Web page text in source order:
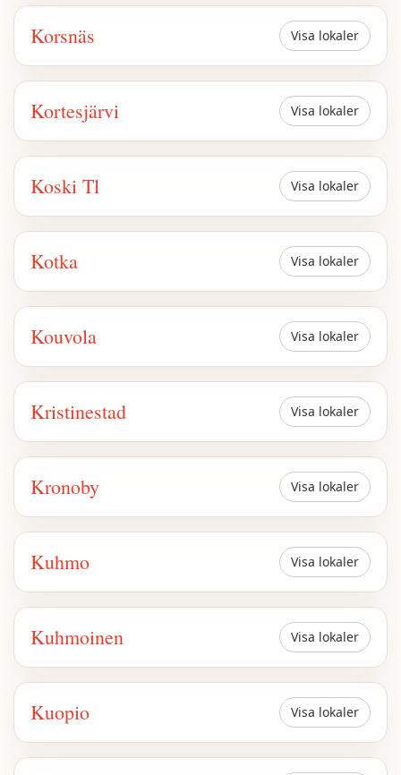
Korsnäs Visa lokaler
Kortesjärvi Visa lokaler
Koski Tl Visa lokaler
Kotka Visa lokaler
Kouvola Visa lokaler
Kristinestad Visa lokaler
Kronoby Visa lokaler
Kuhmo Visa lokaler
Kuhmoinen Visa lokaler
Kuopio Visa lokaler